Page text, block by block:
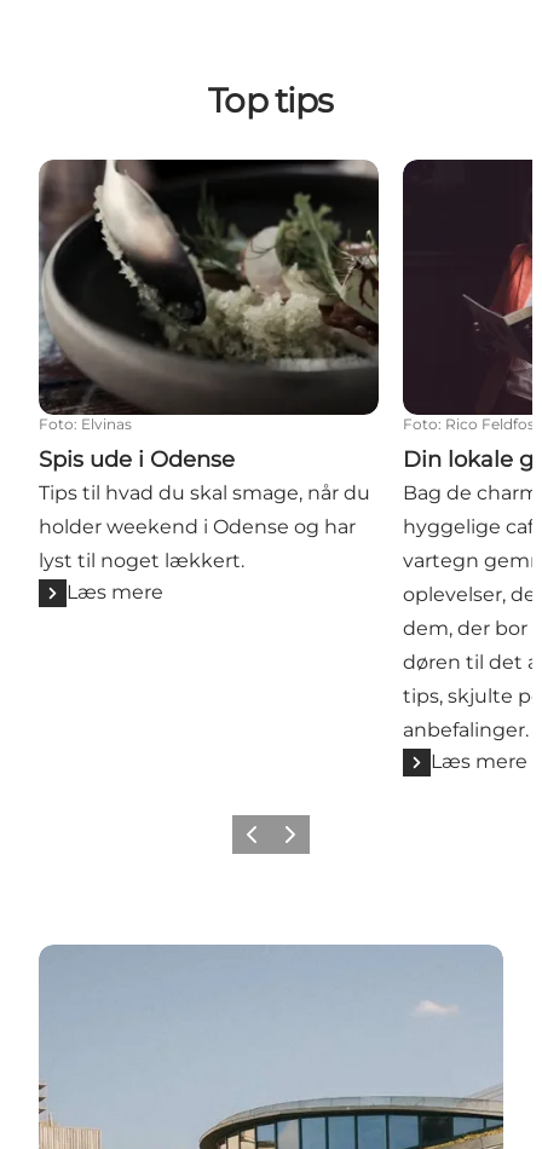
Top tips
Spis ude i Odense
Foto: Elvinas
Spis ude i Odense
Tips til hvad du skal smage, når du
holder weekend i Odense og har
lyst til noget lækkert.
Læs mere
Din lokale
Foto: Rico Feldfoss
Din lokale
Bag de
hyggelige
vartegn
oplevelser,
dem, der bor
døren til det
tips, skjulte
anbefalinger.
Læs mere
ForrigeNæste
H.C. Andersens Hjemby